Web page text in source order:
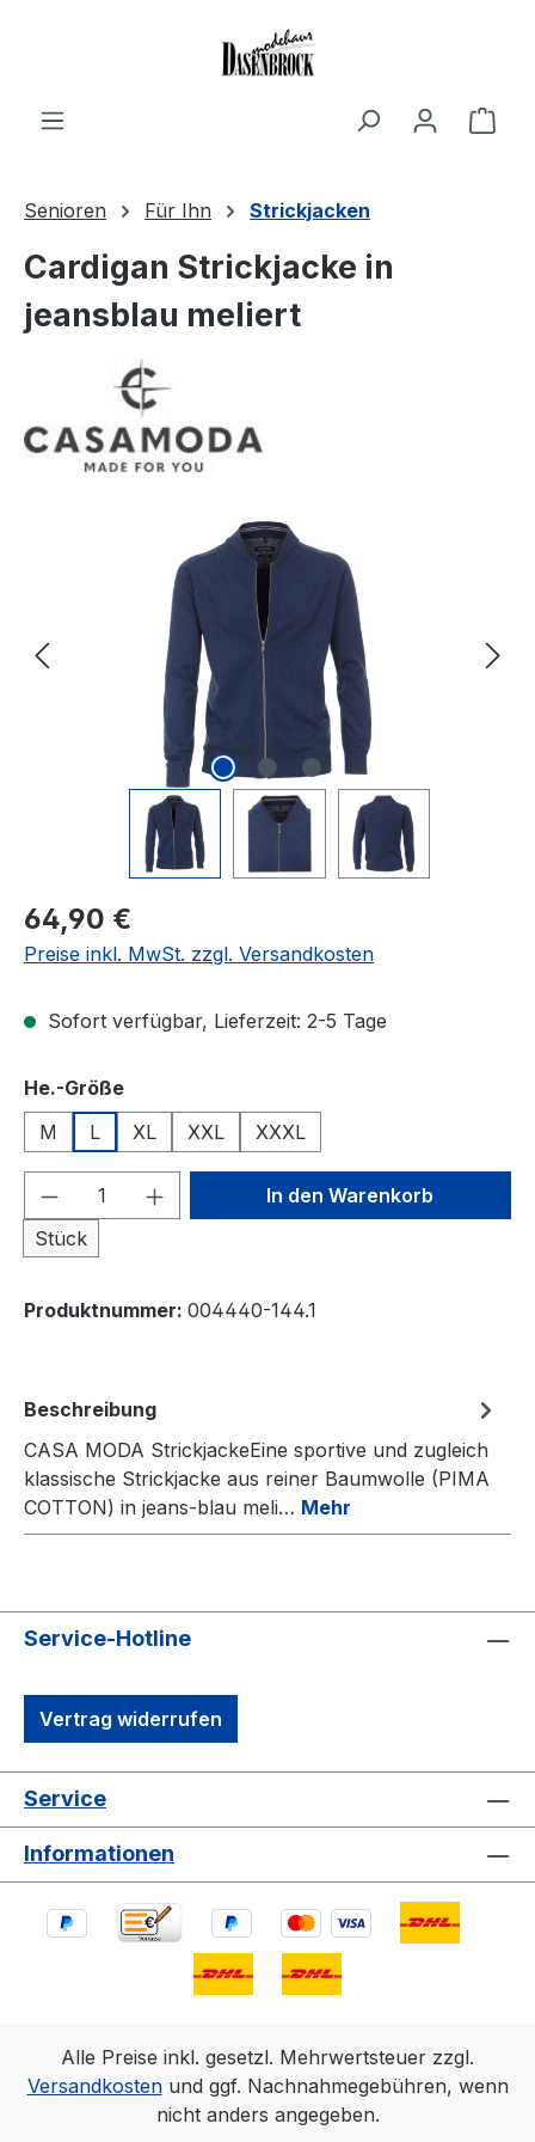
Senioren Für Ihn Strickjacken
Cardigan Strickjacke in
jeansblau meliert
Bildergalerie überspringen
Regulärer Preis:
64,90 €
Preise inkl. MwSt. zzgl. Versandkosten
Sofort verfügbar, Lieferzeit: 2-5 Tage
He.-Größeauswählen
M
L XL XXL XXXL
Produkt Anzahl: Gib den
Stück
In den Warenkorb
Produktnummer: 004440-144.1
Beschreibung
CASA MODA StrickjackeEine sportive und zugleich
klassische Strickjacke aus reiner Baumwolle (PIMA
COTTON) in jeans-blau meli… Mehr
Service-Hotline
Vertrag widerrufen
Service
Informationen
Alle Preise inkl. gesetzl. Mehrwertsteuer zzgl.
Versandkostenund ggf. Nachnahmegebühren, wenn
nicht anders angegeben.